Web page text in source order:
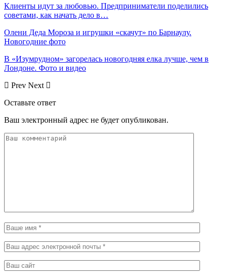
Клиенты идут за любовью. Предприниматели поделились
советами, как начать дело в…
Олени Деда Мороза и игрушки «скачут» по Барнаулу.
Новогодние фото
В «Изумрудном» загорелась новогодняя елка лучше, чем в
Лондоне. Фото и видео
Prev Next
Оставьте ответ
Ваш электронный адрес не будет опубликован.